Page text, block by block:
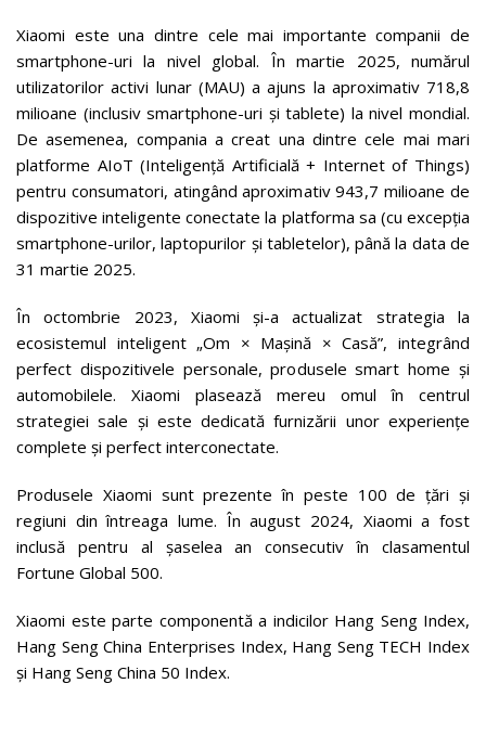
Xiaomi este una dintre cele mai importante companii de
smartphone-uri la nivel global. În martie 2025, numărul
utilizatorilor activi lunar (MAU) a ajuns la aproximativ 718,8
milioane (inclusiv smartphone-uri și tablete) la nivel mondial.
De asemenea, compania a creat una dintre cele mai mari
platforme AIoT (Inteligență Artificială + Internet of Things)
pentru consumatori, atingând aproximativ 943,7 milioane de
dispozitive inteligente conectate la platforma sa (cu excepția
smartphone-urilor, laptopurilor și tabletelor), până la data de
31 martie 2025.
În octombrie 2023, Xiaomi și-a actualizat strategia la
ecosistemul inteligent „Om × Mașină × Casă”, integrând
perfect dispozitivele personale, produsele smart home și
automobilele. Xiaomi plasează mereu omul în centrul
strategiei sale și este dedicată furnizării unor experiențe
complete și perfect interconectate.
Produsele Xiaomi sunt prezente în peste 100 de țări și
regiuni din întreaga lume. În august 2024, Xiaomi a fost
inclusă pentru al șaselea an consecutiv în clasamentul
Fortune Global 500.
Xiaomi este parte componentă a indicilor Hang Seng Index,
Hang Seng China Enterprises Index, Hang Seng TECH Index
și Hang Seng China 50 Index.